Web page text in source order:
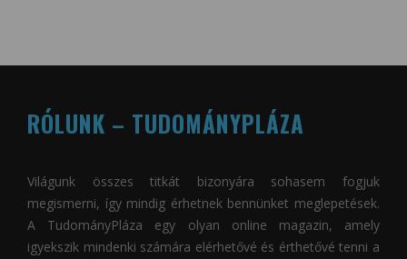
RÓLUNK – TUDOMÁNYPLÁZA
Világunk összes titkát bizonyára sohasem fogjuk
megismerni, így mindig érhetnek bennünket meglepetések.
A TudományPláza egy olyan online magazin, amely
igyekszik mindenki számára elérhetővé és érthetővé tenni a